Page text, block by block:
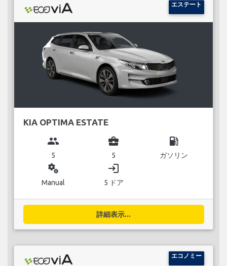
エステート
KIA OPTIMA ESTATE
group
5
business_center
5
local_gas_station
ガソリン
miscellaneous_services
Manual
login
5 ドア
詳細表示...
エコノミー